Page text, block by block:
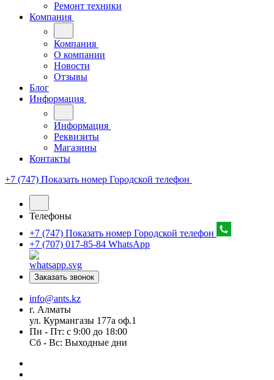
Ремонт техники
Компания
Компания
О компании
Новости
Отзывы
Блог
Информация
Информация
Реквизиты
Магазины
Контакты
+7 (747) Показать номер Городской телефон
Телефоны
+7 (747) Показать номер Городской телефон
+7 (707) 017-85-84 WhatsApp
Заказать звонок
info@ants.kz
г. Алматы
ул. Курмангазы 177а оф.1
Пн - Пт: с 9:00 до 18:00
Сб - Вс: Выходные дни